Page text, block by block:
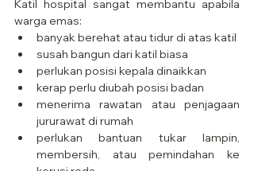
Katil hospital sangat membantu apabila
warga emas:
banyak berehat atau tidur di atas katil
susah bangun dari katil biasa
perlukan posisi kepala dinaikkan
kerap perlu diubah posisi badan
menerima rawatan atau penjagaan
jururawat di rumah
perlukan bantuan tukar lampin,
membersih, atau pemindahan ke